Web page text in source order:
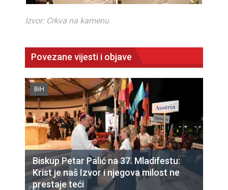
Izvor: Crkva na kamenu
Povezane vijesti i objave
BiH
Biskup Petar Palić na 37. Mladifestu:
Krist je naš Izvor i njegova milost ne
prestaje teći